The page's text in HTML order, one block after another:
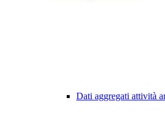
Dati aggregati attività